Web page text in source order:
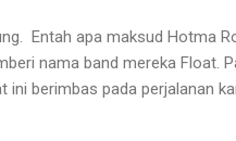
Entah apa maksud Hotma
nama band mereka Float.
ini berimbas pada perjalanan